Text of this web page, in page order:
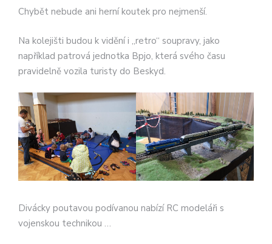
Chybět nebude ani herní koutek pro nejmenší.
Na kolejišti budou k vidění i „retro“ soupravy, jako
například patrová jednotka Bpjo, která svého času
pravidelně vozila turisty do Beskyd.
Divácky poutavou podívanou nabízí RC modeláři s
vojenskou technikou …